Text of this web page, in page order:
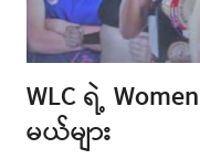
WLC ရဲ့
မယ်များ